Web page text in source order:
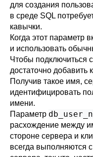
для создания
в среде SQL
кавычки.
Когда этот параметр
и использовать
Чтобы подключиться
достаточно добавить
Получив такое имя,
идентифицировать
имени.
Параметр
расхождение между
стороне сервера и
всегда выполняются